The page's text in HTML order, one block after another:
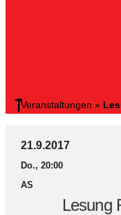
Veranstaltungen »
21.9.2017
Do., 20:00
AS
Lesung